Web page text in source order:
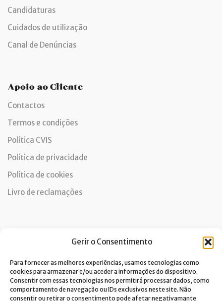
Gerir o Consentimento
Para fornecer as melhores experiências, usamos tecnologias como
cookies para armazenar e/ou aceder a informações do dispositivo.
Consentir com essas tecnologias nos permitirá processar dados, como
comportamento de navegação ou IDs exclusivos neste site. Não
consentir ou retirar o consentimento pode afetar negativamante
Candidaturas
Cuidados de utilização
Canal de Denúncias
Apoio ao Cliente
Contactos
Termos e condições
Política CVIS
Política de privacidade
Política de cookies
Livro de reclamações
Dou consentimento ao tratamento de dados e aceito a
política de privacidade.*